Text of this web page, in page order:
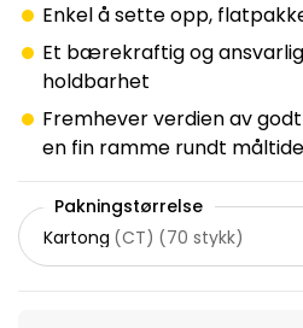
Enkel å sette opp,
Et bærekraftig og
holdbarhet
Fremhever verdien av
en fin ramme rundt
Pakningstørrelse
Kartong (CT) (70 stykk)